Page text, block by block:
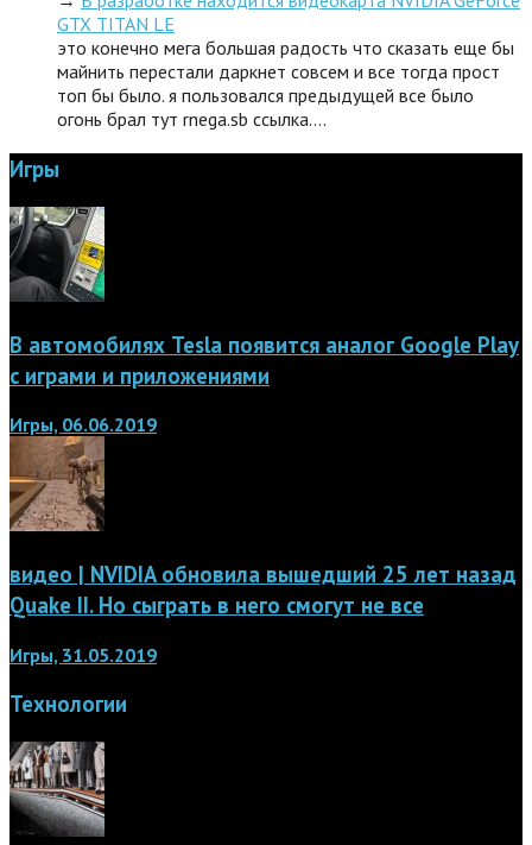
GTX TITAN LE
это конечно мега большая радость что сказать еще бы
майнить перестали даркнет совсем и все тогда прост
топ бы было. я пользовался предыдущей все было
огонь брал тут rnega.sb ссылка.…
Игры
В автомобилях Tesla появится аналог Google Play
с играми и приложениями
Игры, 06.06.2019
видео | NVIDIA обновила вышедший 25 лет назад
Quake II. Но сыграть в него смогут не все
Игры, 31.05.2019
Технологии